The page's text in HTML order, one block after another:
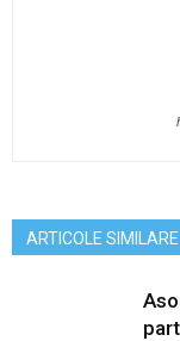
ARTICOLE SIMILARE